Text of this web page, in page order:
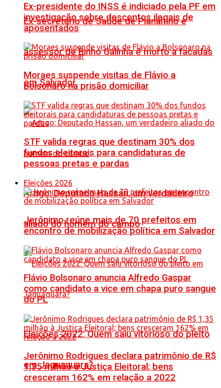
Ex-secretário de Saúde de Planaltino e
assessor de Binho Galinha é morto a facadas
em Salvador
Artigo: Deputado Hassan, um verdadeiro
aliado do homem do campo
Eleições 2022: Quem saiu vitorioso do pleito
em Jaguaquara?
Ex-presidente do INSS é indiciado pela PF em
investigação sobre descontos ilegais de
aposentados
Moraes suspende visitas de Flávio a
Bolsonaro na prisão domiciliar
STF valida regras que destinam 30% dos
fundos eleitorais para candidaturas de
pessoas pretas e pardas
Eleições 2026
Jerônimo reúne mais de 70 prefeitos em
encontro de mobilização política em Salvador
Flávio Bolsonaro anuncia Alfredo Gaspar
como candidato a vice em chapa puro sangue
do PL
Jerônimo Rodrigues declara patrimônio de R$
1,35 milhão à Justiça Eleitoral; bens
cresceram 162% em relação a 2022